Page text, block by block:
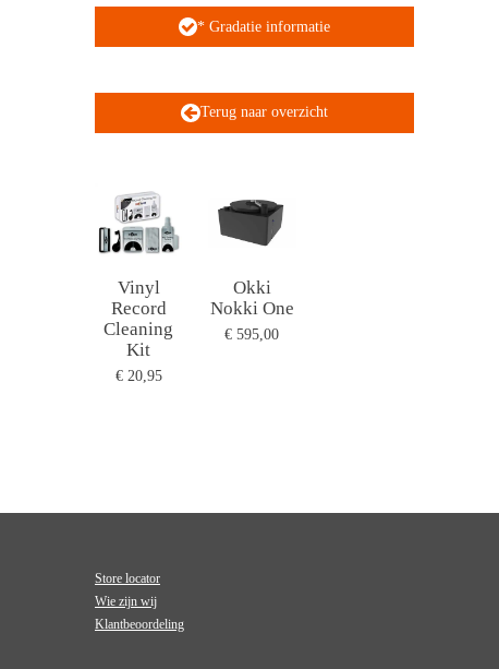
* Gradatie informatie
Terug naar overzicht
Vinyl
Record
Cleaning
Kit
€ 20,95
Okki
Nokki One
€ 595,00
Store locator
Wie zijn wij
Klantbeoordeling